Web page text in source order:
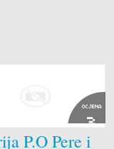
OCJENA
3
P.O Pere i